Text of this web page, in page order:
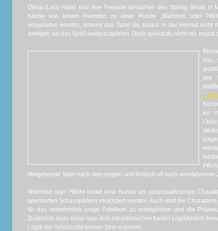
Olivia (Lucy Hale) und ihre Freunde besuchen den Spring Break in
Kirche von einem Fremden zu einer Runde „Wahrheit oder
eingeladen werden, scheint das Spiel sie zurück in der Heimat nicht
zwingen sie das Spiel weiterzuspielen. Doch spielst du nicht mit, musst
das
wie
es
Ouija
titelgebende Spiel nach den jungen und filmisch oft noch unerfahrenen
Wahrheit oder Pflichtbietet eine Runde an unsympathischen
talentierten Schauspielern verkörpert werden. Auch sind die
für das vornehmlich junge Publikum zu ermöglichen und die
Zusätzlich dazu muss man sich mit zahlreichen harten Logikfehlern
Logik der Geschichte keinen Sinn ergeben.